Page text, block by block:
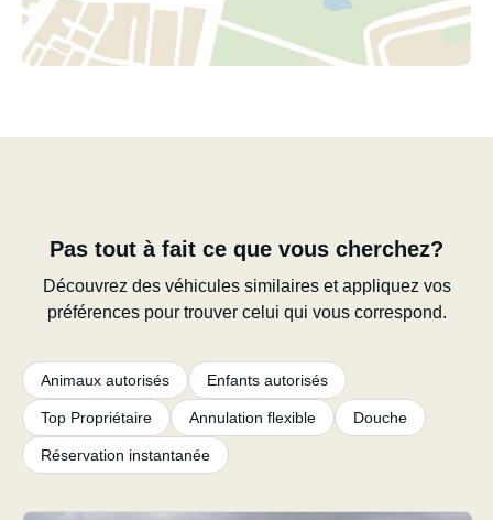
Pas tout à fait ce que vous cherchez?
Découvrez des véhicules similaires et appliquez vos
préférences pour trouver celui qui vous correspond.
Animaux autorisés Enfants autorisés
Top Propriétaire Annulation flexible Douche
Réservation instantanée